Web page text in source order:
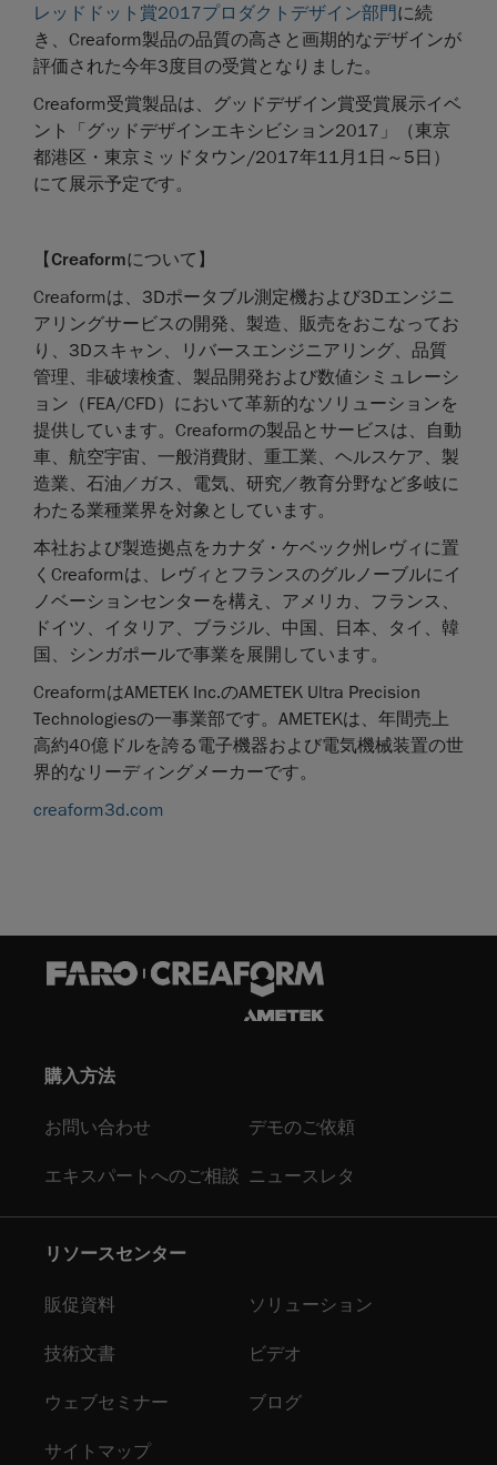
レッドドット賞2017プロダクトデザイン部門に続
き、Creaform製品の品質の高さと画期的なデザインが
評価された今年3度目の受賞となりました。
Creaform受賞製品は、グッドデザイン賞受賞展示イベ
ント「グッドデザインエキシビション2017」（東京
都港区・東京ミッドタウン/2017年11月1日～5日）
にて展示予定です。
【Creaformについて】
Creaformは、3Dポータブル測定機および3Dエンジニ
アリングサービスの開発、製造、販売をおこなってお
り、3Dスキャン、リバースエンジニアリング、品質
管理、非破壊検査、製品開発および数値シミュレーシ
ョン（FEA/CFD）において革新的なソリューションを
提供しています。Creaformの製品とサービスは、自動
車、航空宇宙、一般消費財、重工業、ヘルスケア、製
造業、石油／ガス、電気、研究／教育分野など多岐に
わたる業種業界を対象としています。
本社および製造拠点をカナダ・ケベック州レヴィに置
くCreaformは、レヴィとフランスのグルノーブルにイ
ノベーションセンターを構え、アメリカ、フランス、
ドイツ、イタリア、ブラジル、中国、日本、タイ、韓
国、シンガポールで事業を展開しています。
CreaformはAMETEK Inc.のAMETEK Ultra Precision
Technologiesの一事業部です。AMETEKは、年間売上
高約40億ドルを誇る電子機器および電気機械装置の世
界的なリーディングメーカーです。
creaform3d.com
購入方法
お問い合わせ デモのご依頼
エキスパートへのご相談 ニュースレタ
リソースセンター
販促資料 ソリューション
技術文書 ビデオ
ウェブセミナー ブログ
サイトマップ